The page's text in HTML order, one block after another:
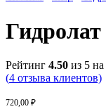
Рейтинг 4.50 из 5
(4 отзыва клиентов)
720,00 ₽